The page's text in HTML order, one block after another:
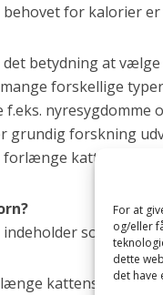
For at
og/eller
dette
det have
for kalorier
betydning at
forskellige
nyresygdomme
grundig forskning
kattes liv.
som regel
længe kattens